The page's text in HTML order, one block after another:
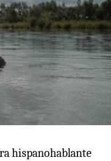
hispanohablante